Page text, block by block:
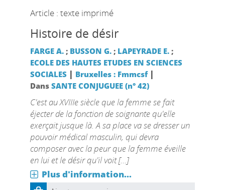
Article : texte imprimé
Histoire de désir
FARGE A.; BUSSON G.; LAPEYRADE E.;
ECOLE DES HAUTES ETUDES EN SCIENCES
SOCIALES | Bruxelles : Fmmcsf|
Dans SANTE CONJUGUEE (n° 42)
C'est au XVIIIe siècle que la femme se fait
éjecter de la fonction de soignante qu'elle
exerçait jusque là. A sa place va se dresser un
pouvoir médical masculin, qui devra
composer avec la peur que la femme éveille
en lui et le désir qu'il voit [...]
Plus d'information...